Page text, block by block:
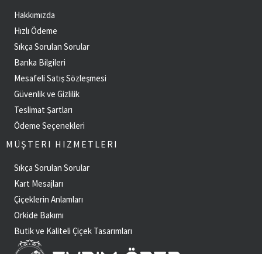
Hakkımızda
Hızlı Ödeme
Sıkça Sorulan Sorular
Banka Bilgileri
Mesafeli Satış Sözleşmesi
Güvenlik ve Gizlilik
Teslimat Şartları
Ödeme Seçenekleri
MÜŞTERI HIZMETLERI
Sıkça Sorulan Sorular
Kart Mesajları
Çiçeklerin Anlamları
Orkide Bakımı
Butik ve Kaliteli Çiçek Tasarımları